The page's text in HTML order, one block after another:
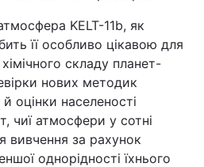
KELT-11b, як
її особливо цікавою для
складу планет-
нових методик
оцінки населеності
чиї атмосфери у сотні
вивчення за рахунок
однорідності їхнього